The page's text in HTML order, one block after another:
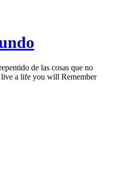
de las cosas que no
live a life you will Remember